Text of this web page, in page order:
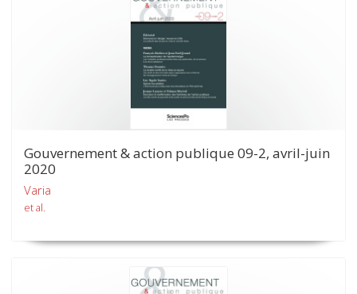
Gouvernement & action publique 09-2, avril-juin
2020
Varia
et al.